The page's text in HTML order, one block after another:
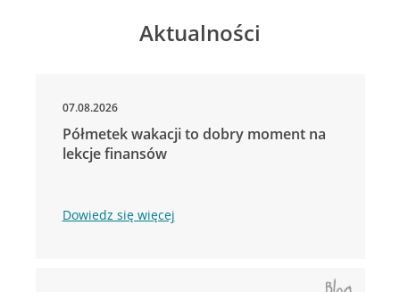
Aktualności
07.08.2026
Półmetek wakacji to dobry moment na
lekcje finansów
Dowiedz się więcej